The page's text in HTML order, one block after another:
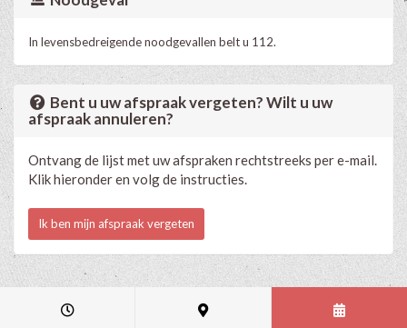
In levensbedreigende noodgevallen belt u 112.
Bent u uw afspraak vergeten? Wilt u uw
afspraak annuleren?
Ontvang de lijst met uw afspraken rechtstreeks per e-mail.
Klik hieronder en volg de instructies.
Ik ben mijn afspraak vergeten
2015 - 2026 -
lees de privacyverklaring van deze praktijk